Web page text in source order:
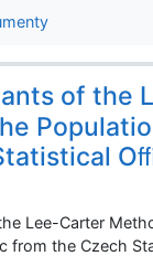
of the
Lee-Carter
from the Czech